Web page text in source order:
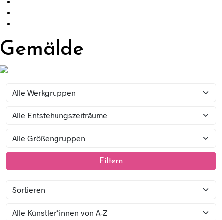
Gemälde
Filtern